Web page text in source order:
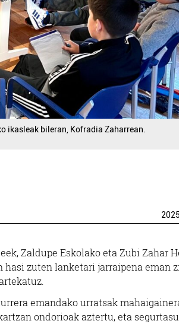
ikasleak bileran, Kofradia Zaharrean.
2025
Zaldupe Eskolako eta Zubi Zahar
zuten lanketari jarraipena eman
emandako urratsak
ondorioak aztertu, eta